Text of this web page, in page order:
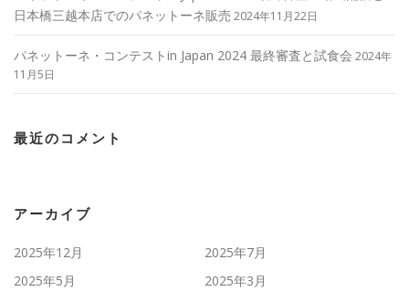
日本橋三越本店でのパネットーネ販売 2024年11月22日
パネットーネ・コンテストin Japan 2024 最終審査と試食会 2024年
11月5日
最近のコメント
アーカイブ
2025年12月
2025年7月
2025年5月
2025年3月